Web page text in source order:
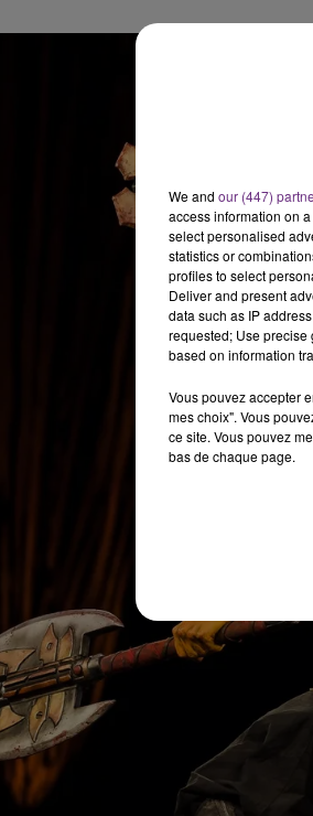
We and our (447)
access information on
select personalised
statistics or
profiles to select
Deliver and present
data such as IP
requested; Use precise
based on information
Vous pouvez accepter
mes choix". Vous
ce site. Vous pouvez
bas de chaque page.